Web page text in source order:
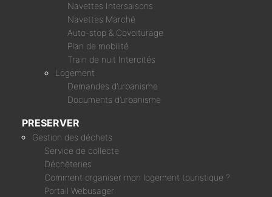
Navettes Intersaisons
Navettes Marché
Auto-stop & Covoiturage
Plan de mobilité
Train de nuit Intercités
Logement
Demandes d’urbanisme
Documents d’urbanisme
PRESERVER
Gestion des déchets
Service de collecte
Déchèteries
Comment organiser mon logement touristique ?
Portail Webusager